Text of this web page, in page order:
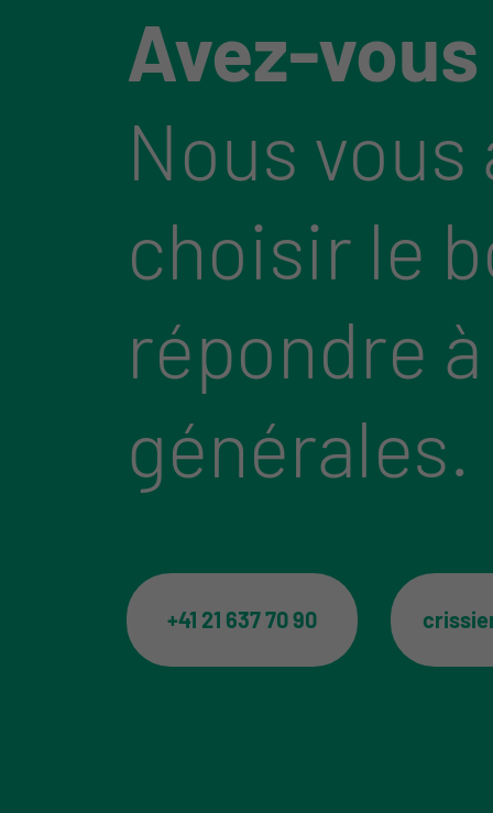
Avez-
Nous
choisir le
répondre
générales.
+41 21 637 70 90